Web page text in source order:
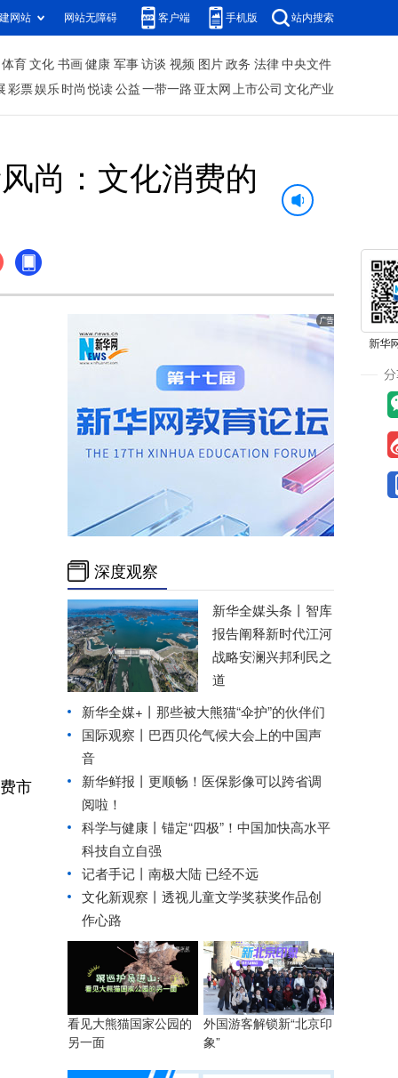
网站 网站无障碍 客户端 手机版 站内搜索
体育 文化 书画 健康 军事 访谈 视频 图片 政务 法律 中央文件
彩票娱乐 时尚 悦读 公益 一带一路 亚太网 上市公司 文化产业
尚：文化消费的
市
深度观察
新华全媒头条丨 智库
报告阐释新时代江河
战略安澜兴邦利民之
道
新华全媒+丨 那些被大熊猫“伞护”的伙伴们
国际观察丨
巴西贝伦气候大会上的中国声
音
新华鲜报丨更顺畅！医保影像可以跨省调
阅啦！
科学与健康丨锚定“四极”！中国加快高水平
科技自立自强
记者手记丨南极大陆 已经不远
文化新观察丨 透视儿童文学奖获奖作品创
作心路
看见大熊猫国家公园的
另一面
外国游客解锁新“北京印
象”